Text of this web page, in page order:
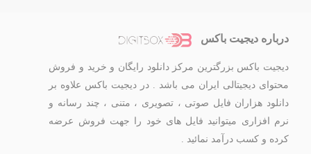
درباره دیجیت باکس
دیجیت باکس بزرگترین مرکز دانلود رایگان و خرید و فروش
محتوای دیجیتالی ایران می باشد . در دیجیت باکس علاوه بر
دانلود هزاران فایل صوتی ، تصویری ، متنی ، چند رسانه و
نرم افزاری میتوانید فایل های خود را جهت فروش عرضه
کرده و کسب درآمد نمائید .